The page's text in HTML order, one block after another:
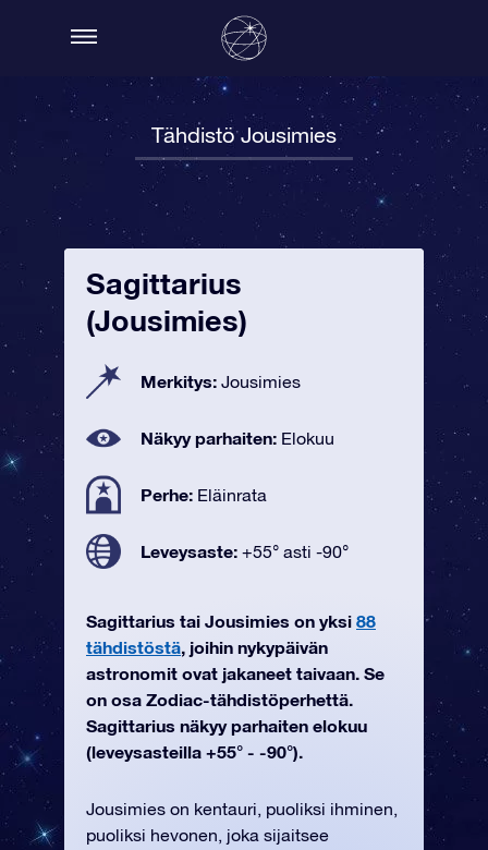
Tähdistö Jousimies
Sagittarius
(Jousimies)
Merkitys: Jousimies
Näkyy parhaiten: Elokuu
Perhe: Eläinrata
Leveysaste: +55° asti -90°
Sagittarius tai Jousimies on yksi 88
tähdistöstä, joihin nykypäivän
astronomit ovat jakaneet taivaan. Se
on osa Zodiac-tähdistöperhettä.
Sagittarius näkyy parhaiten elokuu
(leveysasteilla +55° - -90°).
Jousimies on kentauri, puoliksi ihminen,
puoliksi hevonen, joka sijaitsee